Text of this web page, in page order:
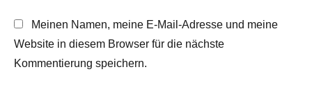
Meinen Namen, meine E-Mail-Adresse und meine
Website in diesem Browser für die nächste
Kommentierung speichern.